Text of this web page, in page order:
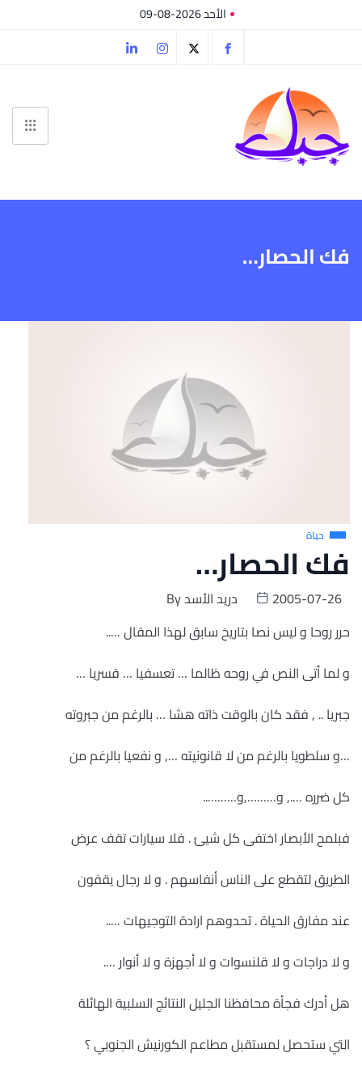
الأحد 2026-08-09
فك الحصار…
حياة
فك الحصار…
Byدريد الأسد
2005-07-26
حرر روحا و ليس نصا بتاريخ سابق لهذا المقال …..
و لما أتى النص في روحه ظالما … تعسفيا … قسريا …
جبريا .. , فقد كان بالوقت ذاته هشا … بالرغم من جبروته
…و سلطويا بالرغم من لا قانونيته …, و نفعيا بالرغم من
كل ضرره …., و………,و………..
فبلمح الأبصار اختفى كل شيئ . فلا سيارات تقف عرض
الطريق لتقطع على الناس أنفاسهم . و لا رجال يقفون
عند مفارق الحياة . تحدوهم ارادة التوجيهات …..
و لا دراجات و لا قلنسوات و لا أجهزة و لا أنوار ….
هل أدرك فجأة محافظنا الجليل النتائج السلبية الهائلة
التي ستحصل لمستقبل مطاعم الكورنيش الجنوبي ؟